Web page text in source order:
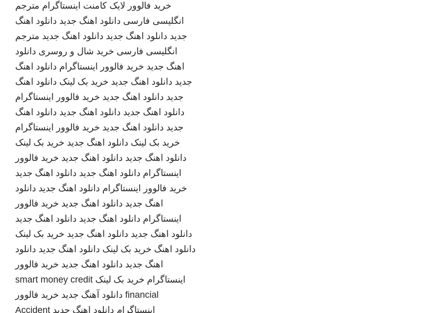
خرید فالوور لایک کامنت اینستاگرام مترجم
انگلیسی فارسی دانلود اهنگ جدید دانلود اهنگ
جدید دانلود اهنگ جدید دانلود اهنگ جدید مترجم
انگلیسی فارسی خرید شال و روسری دانلود
اهنگ جدید خرید فالوور اینستاگرام دانلود اهنگ
جدید دانلود اهنگ جدید خرید بک لینک دانلود اهنگ
جدید دانلود اهنگ جدید خرید فالوور اینستاگرام
دانلود اهنگ جدید دانلود اهنگ جدید دانلود اهنگ
جدید دانلود اهنگ جدید خرید فالوور اینستاگرام
خرید بک لینک دانلود اهنگ جدید خرید بک لینک
دانلود اهنگ جدید دانلود اهنگ جدید خرید فالوور
اینستاگرام دانلود اهنگ جدید دانلود اهنگ جدید
خرید فالوور اینستاگرام دانلود اهنگ جدید دانلود
اهنگ جدید دانلود اهنگ جدید خرید فالوور
اینستاگرام دانلود اهنگ جدید دانلود اهنگ جدید
دانلود اهنگ جدید دانلود اهنگ جدید خرید بک لینک
دانلود اهنگ خرید بک لینک دانلود اهنگ جدید دانلود
اهنگ جدید دانلود اهنگ جدید خرید فالوور
اینستاگرام خرید بک لینک smart money credit
financial دانلود آهنگ جدید خرید فالوور
اینستاگرام دانلود اهنگ جدید Accident